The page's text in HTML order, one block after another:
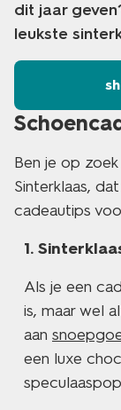
dit jaar
leukste
Ben je op
Sinterklaas,
cadeautips
Als je een
is, maar wel
aan
een luxe